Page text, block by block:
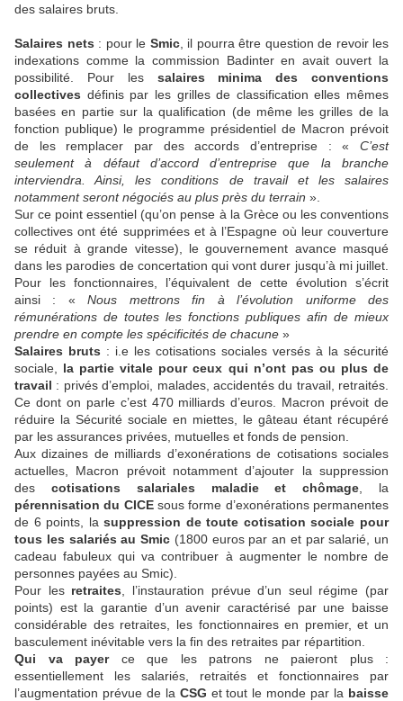
des salaires bruts.
Salaires nets : pour le Smic, il pourra être question de revoir les
indexations comme la commission Badinter en avait ouvert la
possibilité. Pour les salaires minima des conventions
collectives définis par les grilles de classification elles mêmes
basées en partie sur la qualification (de même les grilles de la
fonction publique) le programme présidentiel de Macron prévoit
de les remplacer par des accords d’entreprise : « C’est
seulement à défaut d’accord d’entreprise que la branche
interviendra. Ainsi, les conditions de travail et les salaires
notamment seront négociés au plus près du terrain ».
Sur ce point essentiel (qu’on pense à la Grèce ou les conventions
collectives ont été supprimées et à l’Espagne où leur couverture
se réduit à grande vitesse), le gouvernement avance masqué
dans les parodies de concertation qui vont durer jusqu’à mi juillet.
Pour les fonctionnaires, l’équivalent de cette évolution s’écrit
ainsi : «Nous mettrons fin à l’évolution uniforme des
rémunérations de toutes les fonctions publiques afin de mieux
prendre en compte les spécificités de chacune »
Salaires bruts : i.e les cotisations sociales versés à la sécurité
sociale, la partie vitale pour ceux qui n’ont pas ou plus de
travail : privés d’emploi, malades, accidentés du travail, retraités.
Ce dont on parle c’est 470 milliards d’euros. Macron prévoit de
réduire la Sécurité sociale en miettes, le gâteau étant récupéré
par les assurances privées, mutuelles et fonds de pension.
Aux dizaines de milliards d’exonérations de cotisations sociales
actuelles, Macron prévoit notamment d’ajouter la suppression
des cotisations salariales maladie et chômage , la
pérennisation du CICEsous forme d’exonérations permanentes
de 6 points, lasuppression de toute cotisation sociale pour
tous les salariés au Smic (1800 euros par an et par salarié, un
cadeau fabuleux qui va contribuer à augmenter le nombre de
personnes payées au Smic).
Pour les retraites , l’instauration prévue d’un seul régime (par
points) est la garantie d’un avenir caractérisé par une baisse
considérable des retraites, les fonctionnaires en premier, et un
basculement inévitable vers la fin des retraites par répartition.
Qui va payerce que les patrons ne paieront plus :
essentiellement les salariés, retraités et fonctionnaires par
l’augmentation prévue de la CSG et tout le monde par la baisse